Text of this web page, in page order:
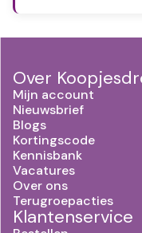
Over
Mijn account
Nieuwsbrief
Blogs
Kortingscode
Kennisbank
Vacatures
Over ons
Terugroepacties
Klantenservice